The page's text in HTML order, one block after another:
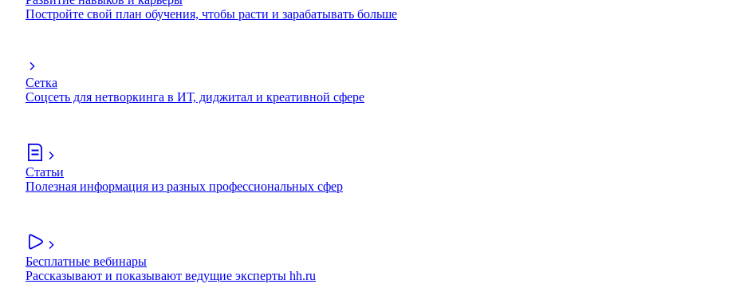
Постройте свой план обучения, чтобы расти и зарабатывать больше
Сетка
Соцсеть для нетворкинга в ИТ, диджитал и креативной сфере
Статьи
Полезная информация из разных профессиональных сфер
Бесплатные вебинары
Рассказывают и показывают ведущие эксперты hh.ru